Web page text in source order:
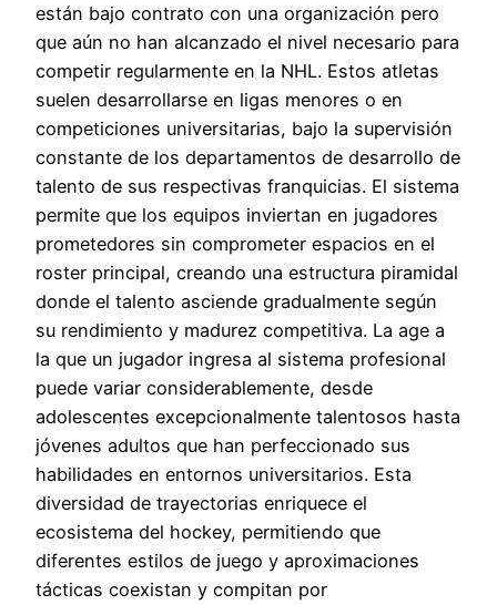
están bajo contrato con una organización pero
que aún no han alcanzado el nivel necesario para
competir regularmente en la NHL. Estos atletas
suelen desarrollarse en ligas menores o en
competiciones universitarias, bajo la supervisión
constante de los departamentos de desarrollo de
talento de sus respectivas franquicias. El sistema
permite que los equipos inviertan en jugadores
prometedores sin comprometer espacios en el
roster principal, creando una estructura piramidal
donde el talento asciende gradualmente según
su rendimiento y madurez competitiva. La age a
la que un jugador ingresa al sistema profesional
puede variar considerablemente, desde
adolescentes excepcionalmente talentosos hasta
jóvenes adultos que han perfeccionado sus
habilidades en entornos universitarios. Esta
diversidad de trayectorias enriquece el
ecosistema del hockey, permitiendo que
diferentes estilos de juego y aproximaciones
tácticas coexistan y compitan por